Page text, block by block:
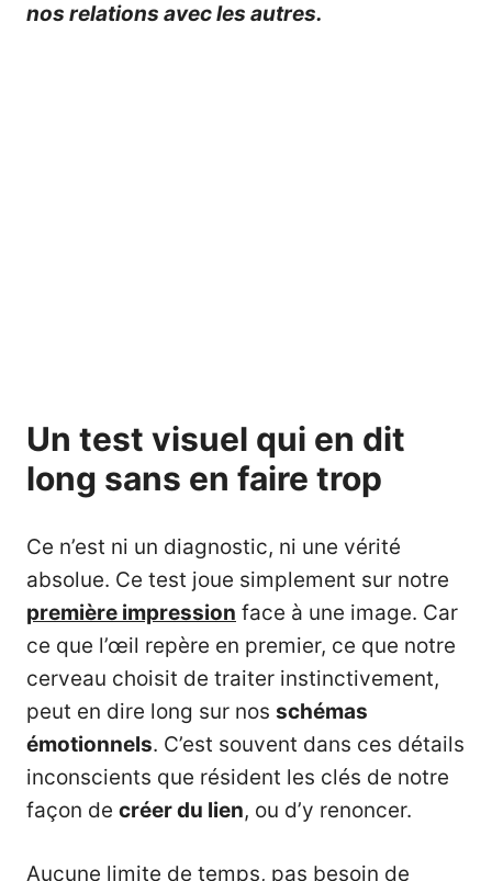
nos relations avec les autres.
Un test visuel qui en dit
long sans en faire trop
Ce n’est ni un diagnostic, ni une vérité
absolue. Ce test joue simplement sur notre
première impression face à une image. Car
ce que l’œil repère en premier, ce que notre
cerveau choisit de traiter instinctivement,
peut en dire long sur nos schémas
émotionnels. C’est souvent dans ces détails
inconscients que résident les clés de notre
façon de créer du lien, ou d’y renoncer.
Aucune limite de temps, pas besoin de